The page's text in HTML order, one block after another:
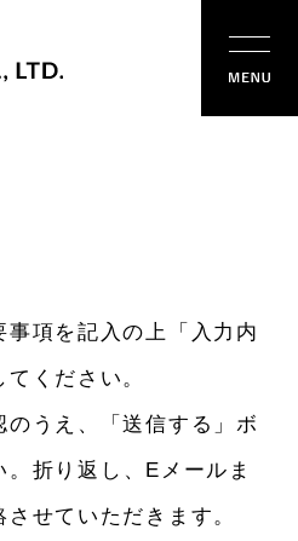
項を記入の上「入力内
ください。
うえ、「送信する」ボ
折り返し、Eメールま
せていただきます。